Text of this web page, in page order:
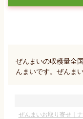
ぜんまいの収穫量全
んまいです。ぜんま
ぜんまいお取り寄せ｜